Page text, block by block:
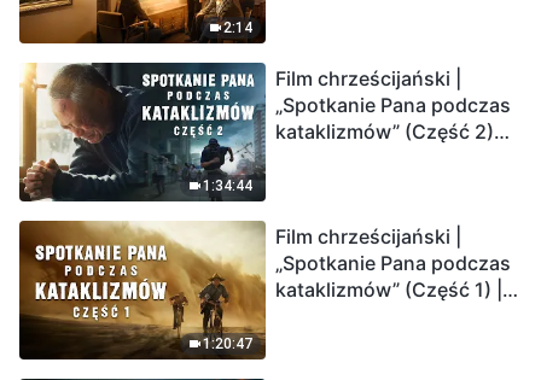
2:14
1:34:44
Film chrześcijański |
„Spotkanie Pana podczas
kataklizmów” (Część 2)
Ludzkość weszła w
odliczanie. Czy znalazłeś
już drogę ocalenia?
1:20:47
Film chrześcijański |
„Spotkanie Pana podczas
kataklizmów” (Część 1) |